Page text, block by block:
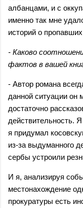
албанцами, и с
именно так мне
историй о
- Каково
фактов в вашей
- Автор романа
данной ситуации
достаточно
действительность.
я придумал
из-за выдуманного
сербы устроили
И я, анализируя
местонахождение
прокуратуры есть